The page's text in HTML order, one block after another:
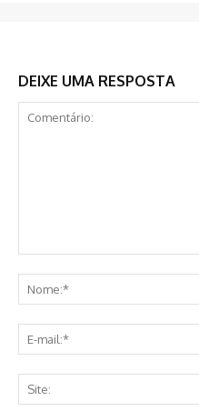
DEIXE UMA RESPOSTA